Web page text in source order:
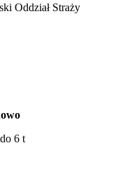
Oddział Straży
6 t